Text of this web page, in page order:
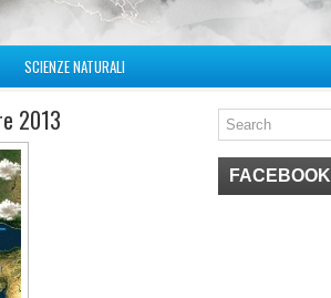
SCIENZE NATURALI
2013
FACEBOOK